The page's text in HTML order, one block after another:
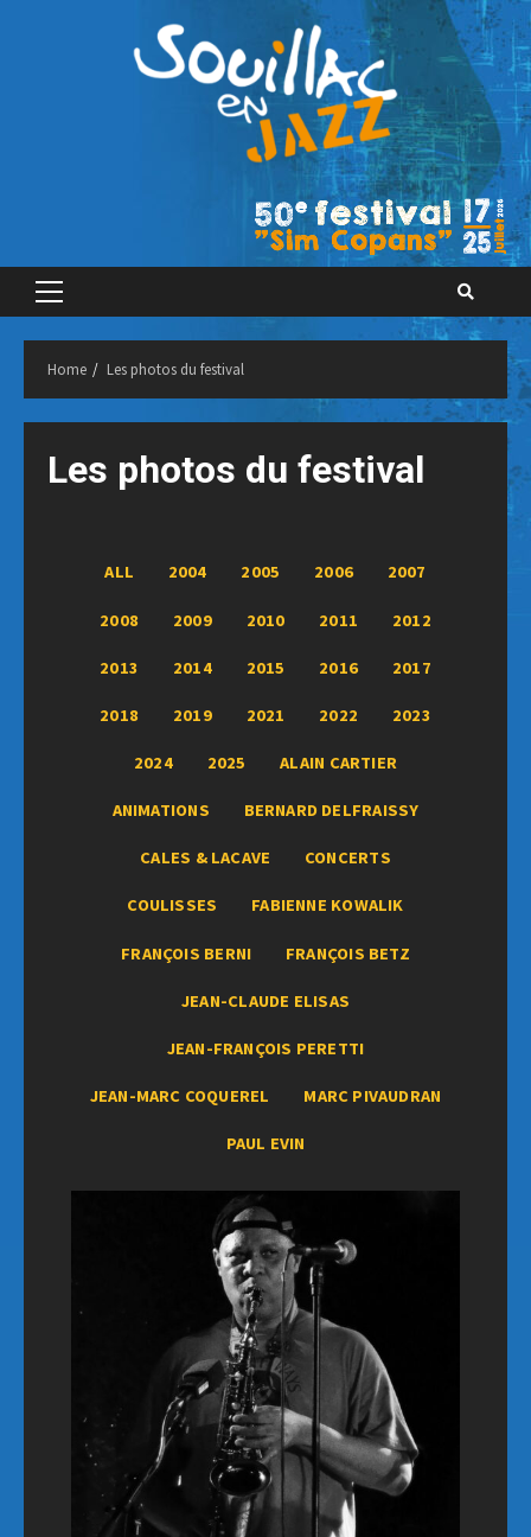
Primary
Home Les photos du festival
Les photos du festival
ALL 2004 2005 2006 2007
2008 2009 2010 2011 2012
2013 2014 2015 2016 2017
2018 2019 2021 2022 2023
2024 2025 ALAIN CARTIER
ANIMATIONS BERNARD DELFRAISSY
CALES & LACAVE CONCERTS
COULISSES FABIENNE KOWALIK
FRANÇOIS BERNI FRANÇOIS BETZ
JEAN-CLAUDE ELISAS
JEAN-FRANÇOIS PERETTI
JEAN-MARC COQUEREL MARC PIVAUDRAN
PAUL EVIN